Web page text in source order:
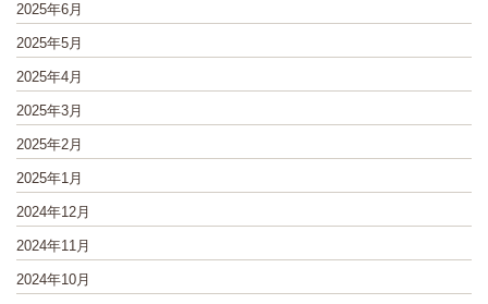
2025年6月
2025年5月
2025年4月
2025年3月
2025年2月
2025年1月
2024年12月
2024年11月
2024年10月